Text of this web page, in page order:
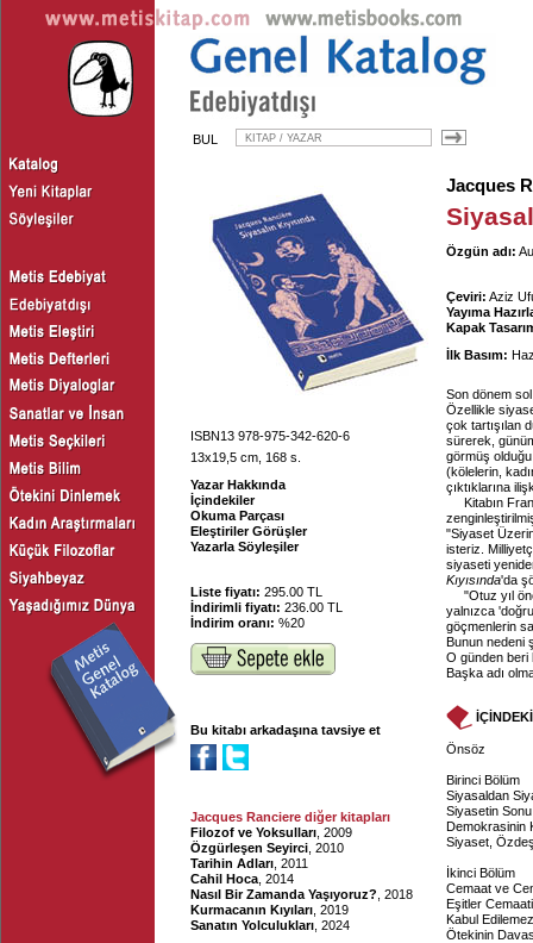
BUL
ISBN13 978-975-342-620-6
13x19,5 cm, 168 s.
Yazar Hakkında
İçindekiler
Okuma Parçası
Eleştiriler Görüşler
Yazarla Söyleşiler
Liste fiyatı: 295.00 TL
İndirimli fiyatı: 236.00 TL
İndirim oranı: %20
Bu kitabı arkadaşına tavsiye et
Jacques Ranciere diğer kitapları
Filozof ve Yoksulları , 2009
Özgürleşen Seyirci , 2010
Tarihin Adları , 2011
Cahil Hoca , 2014
Nasıl Bir Zamanda Yaşıyoruz? , 2018
Kurmacanın Kıyıları , 2019
Sanatın Yolculukları , 2024
Jacques
Özgün adı:
Çeviri: Aziz
Yayıma
Kapak
İlk Basım:
Son dönem
Özellikle
çok tartışılan
sürerek,
görmüş
(kölelerin,
çıktıklarına
Kitabın
"Siyaset
isteriz.
siyaseti
Kıyısında'da
"Otuz yıl
yalnızca
göçmenlerin
Bunun nedeni
O günden beri
Başka adı
Önsöz
Birinci Bölüm
Siyasaldan
Siyasetin
Demokrasinin
Siyaset,
İkinci Bölüm
Cemaat ve
Eşitler Cemaati
Kabul Edilemez
Ötekinin